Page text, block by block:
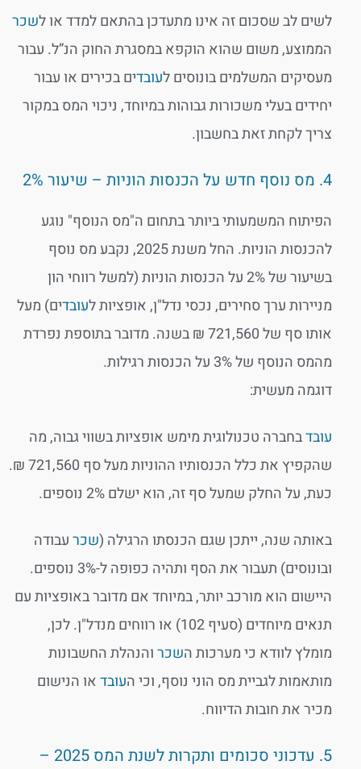
לשים לב שסכום זה אינו מתעדכן בהתאם למדד או לשכר
הממוצע, משום שהוא הוקפא במסגרת החוק הנ”ל. עבור
מעסיקים המשלמים בונוסים לעובדים בכירים או עבור
יחידים בעלי משכורות גבוהות במיוחד, ניכוי המס במקור
צריך לקחת זאת בחשבון.
4. מס נוסף חדש על הכנסות הוניות – שיעור 2%
הפיתוח המשמעותי ביותר בתחום ה"מס הנוסף" נוגע
להכנסות הוניות. החל משנת 2025, נקבע מס נוסף
בשיעור של 2% על הכנסות הוניות (למשל רווחי הון
מניירות ערך סחירים, נכסי נדל"ן, אופציות לעובדים) מעל
אותו סף של 721,560 ₪ בשנה. מדובר בתוספת נפרדת
מהמס הנוסף של 3% על הכנסות רגילות.
דוגמה מעשית:
עובדבחברה טכנולוגית מימש אופציות בשווי גבוה, מה
שהקפיץ את כלל הכנסותיו ההוניות מעל סף 721,560 ₪.
כעת, על החלק שמעל סף זה, הוא ישלם 2% נוספים.
באותה שנה, ייתכן שגם הכנסתו הרגילה ( שכרעבודה
ובונוסים) תעבור את הסף ותהיה כפופה ל-3% נוספים.
היישום הוא מורכב יותר, במיוחד אם מדובר באופציות עם
תנאים מיוחדים (סעיף 102) או רווחים מנדל"ן. לכן,
מומלץ לוודא כי מערכות השכרוהנהלת החשבונות
מותאמות לגביית מס הוני נוסף, וכי העובדאו הנישום
מכיר את חובות הדיווח.
5. עדכוני סכומים ותקרות לשנת המס 2025 –